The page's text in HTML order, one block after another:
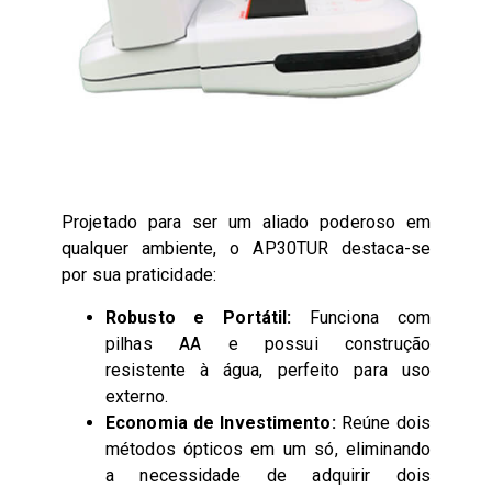
Projetado para ser um aliado poderoso em
qualquer ambiente, o AP30TUR destaca-se
por sua praticidade:
Robusto e Portátil: Funciona com
pilhas AA e possui construção
resistente à água, perfeito para uso
externo.
Economia de Investimento:Reúne dois
métodos ópticos em um só, eliminando
a necessidade de adquirir dois